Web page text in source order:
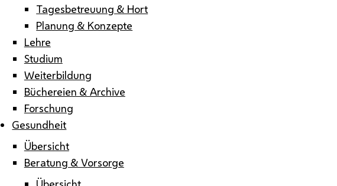
Tagesbetreuung & Hort
Planung & Konzepte
Lehre
Studium
Weiterbildung
Büchereien & Archive
Forschung
Gesundheit
Übersicht
Beratung & Vorsorge